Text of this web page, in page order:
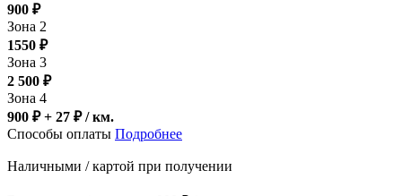
900 ₽
Зона 2
1550 ₽
Зона 3
2 500 ₽
Зона 4
900 ₽ + 27 ₽/ км.
Способы оплаты Подробнее
Наличными / картой при получении